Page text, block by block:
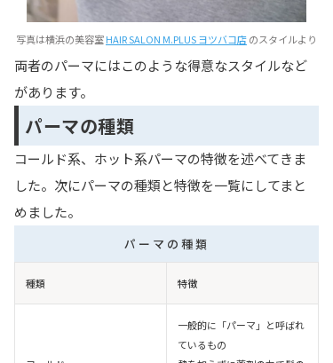
写真は横浜の美容室HAIR SALON M.PLUS ヨツバコ店のスタイルより
両者のパーマにはこのような得意なスタイルなど
があります。
パーマの種類
コールド系、ホット系パーマの特徴を述べてきま
した。次にパーマの種類と特徴を一覧にしてまと
めました。
パーマの種類
種類 特徴
一般的に「パーマ」と呼ばれ
ているもの